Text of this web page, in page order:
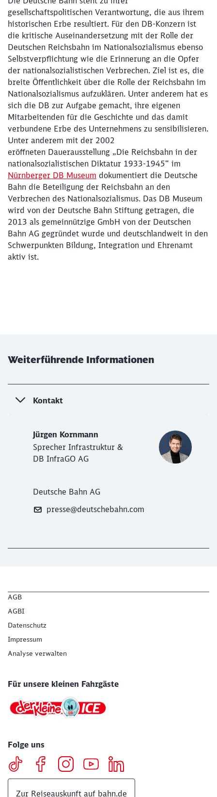
gesellschaftspolitischen Verantwortung, die aus ihrem
historischen Erbe resultiert. Für den DB-Konzern ist
die kritische Auseinandersetzung mit der Rolle der
Deutschen Reichsbahn im Nationalsozialismus ebenso
Selbstverpflichtung wie die Erinnerung an die Opfer
der nationalsozialistischen Verbrechen. Ziel ist es, die
breite Öffentlichkeit über die Rolle der Reichsbahn im
Nationalsozialismus aufzuklären. Unter anderem hat es
sich die DB zur Aufgabe gemacht, ihre eigenen
Mitarbeitenden für die Geschichte und das damit
verbundene Erbe des Unternehmens zu sensibilisieren.
Unter anderem mit der 2002
eröffneten Dauerausstellung „Die Reichsbahn in der
nationalsozialistischen Diktatur 1933-1945“ im
Nürnberger DB Museum dokumentiert die Deutsche
Bahn die Beteiligung der Reichsbahn an den
Verbrechen des Nationalsozialismus. Das DB Museum
wird von der Deutsche Bahn Stiftung getragen, die
2013 als gemeinnützige GmbH von der Deutschen
Bahn AG gegründet wurde und deutschlandweit in den
Schwerpunkten Bildung, Integration und Ehrenamt
aktiv ist.
Weiterführende Informationen
Kontakt
Jürgen Kornmann
Sprecher Infrastruktur &
DB InfraGO AG
Deutsche Bahn AG
presse@deutschebahn.com
AGB
AGBI
Datenschutz
Impressum
Analyse verwalten
Für unsere kleinen Fahrgäste
Folge uns
Zur Reiseauskunft auf bahn.de